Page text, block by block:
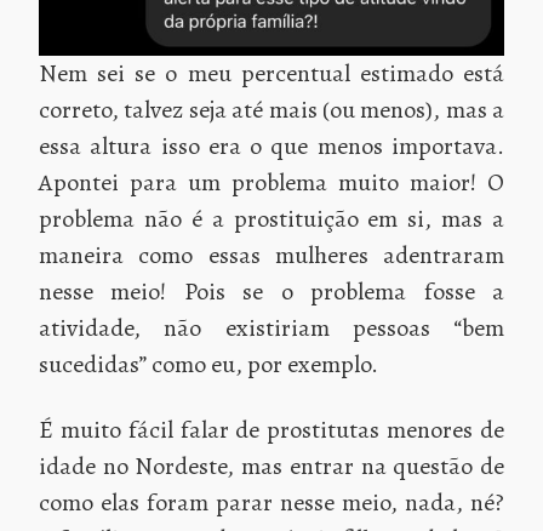
Nem sei se o meu percentual estimado está
correto, talvez seja até mais (ou menos), mas a
essa altura isso era o que menos importava.
Apontei para um problema muito maior! O
problema não é a prostituição em si, mas a
maneira como essas mulheres adentraram
nesse meio! Pois se o problema fosse a
atividade, não existiriam pessoas “bem
sucedidas” como eu, por exemplo.
É muito fácil falar de prostitutas menores de
idade no Nordeste, mas entrar na questão de
como elas foram parar nesse meio, nada, né?